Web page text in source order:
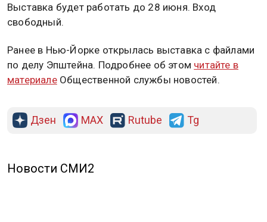
Выставка будет работать до 28 июня. Вход
свободный.
Ранее в Нью-Йорке открылась выставка с файлами
по делу Эпштейна. Подробнее об этом читайте в
материалеОбщественной службы новостей.
Дзен MAX Rutube Tg
Новости СМИ2